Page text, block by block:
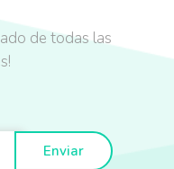
de todas las
Enviar